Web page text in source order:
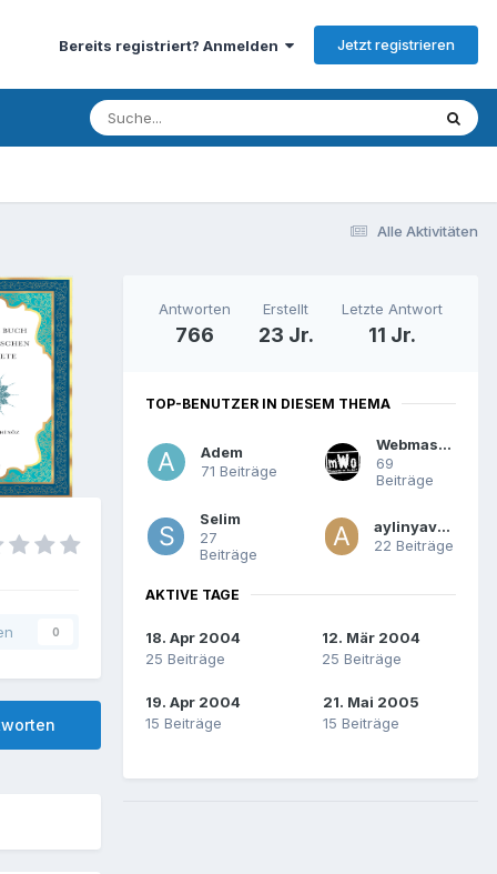
Bereits registriert? Anmelden Jetzt registrieren
Alle Aktivitäten
0
Antworten
766
Erstellt
23 Jr.
Letzte Antwort
11 Jr.
TOP-BENUTZER IN DIESEM THEMA
Adem
71 Beiträge
Webmaster
69
Beiträge
Selim
27
Beiträge
aylinyavuzx
22 Beiträge
AKTIVE TAGE
18. Apr 2004
25 Beiträge
12. Mär 2004
25 Beiträge
19. Apr 2004
15 Beiträge
21. Mai 2005
15 Beiträge